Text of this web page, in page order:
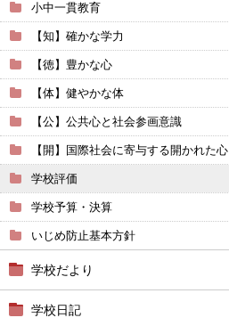
小中一貫教育
【知】確かな学力
【徳】豊かな心
【体】健やかな体
【公】公共心と社会参画意識
【開】国際社会に寄与する開かれた心
学校評価
学校予算・決算
いじめ防止基本方針
学校だより
学校日記